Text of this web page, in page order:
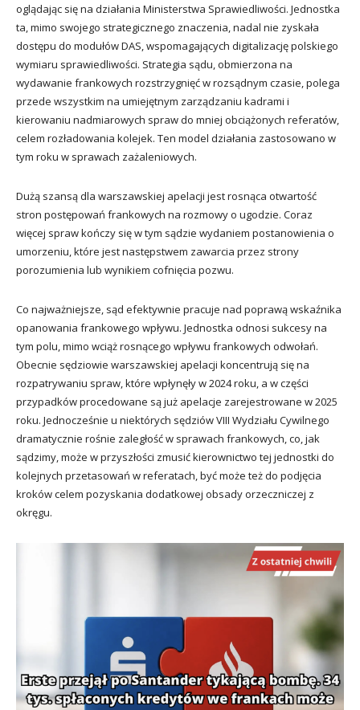
oglądając się na działania Ministerstwa Sprawiedliwości. Jednostka
ta, mimo swojego strategicznego znaczenia, nadal nie zyskała
dostępu do modułów DAS, wspomagających digitalizację polskiego
wymiaru sprawiedliwości. Strategia sądu, obmierzona na
wydawanie frankowych rozstrzygnięć w rozsądnym czasie, polega
przede wszystkim na umiejętnym zarządzaniu kadrami i
kierowaniu nadmiarowych spraw do mniej obciążonych referatów,
celem rozładowania kolejek. Ten model działania zastosowano w
tym roku w sprawach zażaleniowych.
Dużą szansą dla warszawskiej apelacji jest rosnąca otwartość
stron postępowań frankowych na rozmowy o ugodzie. Coraz
więcej spraw kończy się w tym sądzie wydaniem postanowienia o
umorzeniu, które jest następstwem zawarcia przez strony
porozumienia lub wynikiem cofnięcia pozwu.
Co najważniejsze, sąd efektywnie pracuje nad poprawą wskaźnika
opanowania frankowego wpływu. Jednostka odnosi sukcesy na
tym polu, mimo wciąż rosnącego wpływu frankowych odwołań.
Obecnie sędziowie warszawskiej apelacji koncentrują się na
rozpatrywaniu spraw, które wpłynęły w 2024 roku, a w części
przypadków procedowane są już apelacje zarejestrowane w 2025
roku. Jednocześnie u niektórych sędziów VIII Wydziału Cywilnego
dramatycznie rośnie zaległość w sprawach frankowych, co, jak
sądzimy, może w przyszłości zmusić kierownictwo tej jednostki do
kolejnych przetasowań w referatach, być może też do podjęcia
kroków celem pozyskania dodatkowej obsady orzeczniczej z
okręgu.